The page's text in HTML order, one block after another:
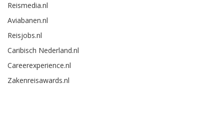
Reismedia.nl
Aviabanen.nl
Reisjobs.nl
Caribisch Nederland.nl
Careerexperience.nl
Zakenreisawards.nl